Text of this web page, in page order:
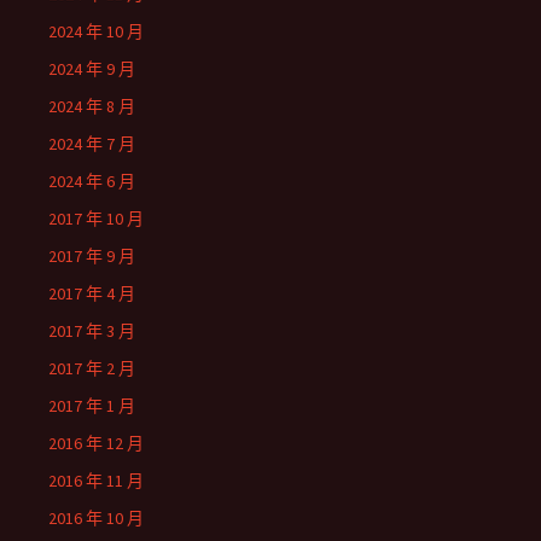
2024 年 10 月
2024 年 9 月
2024 年 8 月
2024 年 7 月
2024 年 6 月
2017 年 10 月
2017 年 9 月
2017 年 4 月
2017 年 3 月
2017 年 2 月
2017 年 1 月
2016 年 12 月
2016 年 11 月
2016 年 10 月